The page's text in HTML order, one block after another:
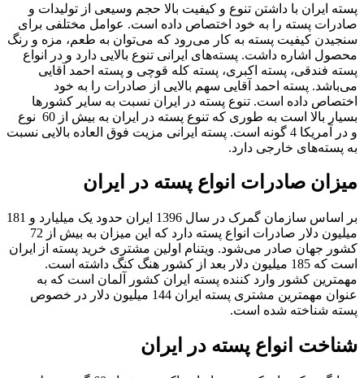
پسته ایران با داشتن تنوع و کیفیت بالا حجم وسیعی از تولیدات و
صادرات پسته را به خود اختصاص داده است. عوامل مختلفی برای
سنجیدن کیفیت پسته به کار می‌رود که می‌توان به طعم، مزه و رنگ
محصول اشاره داشت. پسته‌های ایرانی تنوع بالایی دارد و در انواع
پسته فندقی، پسته اکبری، پسته کله قوچی و پسته احمد آقایی
می‌باشد. پسته احمد آقایی سهم بالایی از صادرات را به خود
اختصاص داده است. تنوع پسته در ایران نسبت به سایر کشورها
بسیار بالا است به طوری که تنوع پسته در ایران به بیش از 60 نوع
و در آمریکا 4 گونه است. پسته ایرانی مزیت فوق العاده بالایی نسبت
به پسته‌های خارجی دارد.
میزان صادرات انواع پسته در ایران
بر اساس سازمان گمرک در سال 1396 ایران حدود یک میلیارد و 181
میلیون دلار صادرات انواع پسته دارد که این میزان به بیش از 72
کشور جهان صادر می‌شود. ویتنام اولین مشتری خرید پسته از ایران
است که 185 میلیون دلار بعد از کشور هنگ کنگ داشته است.
مهمترین کشور وارد کننده پسته ایران کشور آلمان است که به
عنوان مهمترین مشتری پسته ایران 144 میلیون دلار در خصوص
پسته شناخته شده است.
شناخت انواع پسته در ایران